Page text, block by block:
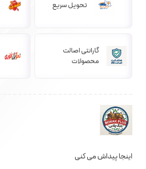
تحویل سریع
گارانتی اصالت
محصولات
اینجا پیداش می کنی